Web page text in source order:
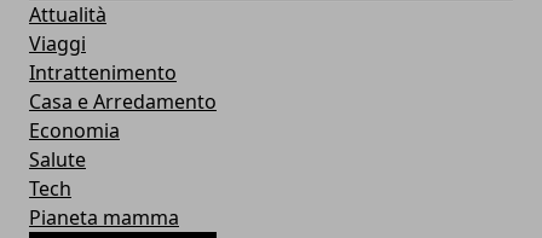
Attualità
Viaggi
Intrattenimento
Casa e Arredamento
Economia
Salute
Tech
Pianeta mamma